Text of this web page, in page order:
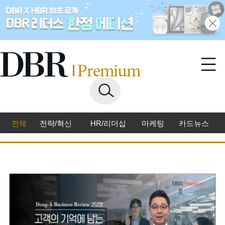
전체 전략/혁신 HR/리더십 마케팅 카드뉴스